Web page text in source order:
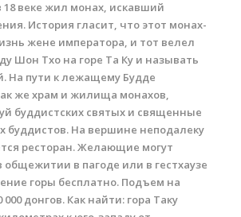
18 веке жил монах, искавший
История гласит, что этот монах-
жене императора, и тот велел
Шон Тхо на горе Та Ку и называть
На пути к лежащему Будде
же храм и жилища монахов,
буддистских святых и священные
буддистов. На вершине неподалеку
ресторан. Желающие могут
общежитии в пагоде или в гестхаузе
горы бесплатно. Подъем на
000 донгов. Как найти: гора Таку